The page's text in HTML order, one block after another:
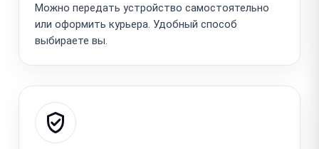
Можно передать устройство самостоятельно
или оформить курьера. Удобный способ
выбираете вы.